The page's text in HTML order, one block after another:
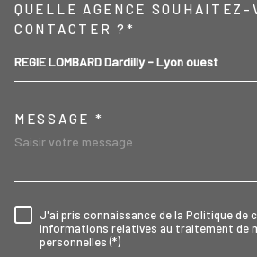
QUELLE AGENCE SOUHAITEZ-
CONTACTER ?*
REGIE LOMBARD Dardilly - Lyon ouest
MESSAGE *
J'ai pris connaissance de la Politique de
informations relatives au traitement de
personnelles (*)